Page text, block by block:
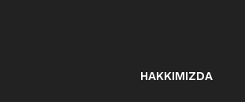
HAKKIMIZDA